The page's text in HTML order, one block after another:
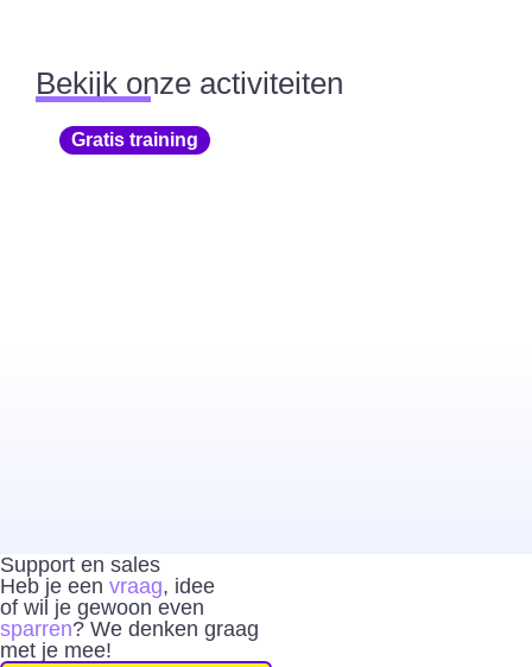
Bekijk onze activiteiten
Gratis training
Support en sales
Heb je een vraag, idee
of wil je gewoon even
sparren? We denken graag
met je mee!